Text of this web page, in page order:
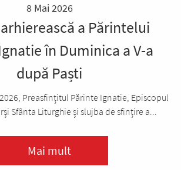
8 Mai 2026
a Părintelui
în Duminica a V-a
după Paști
Preasfințitul Părinte Ignatie, Episcopul
Sfânta Liturghie și slujba de sfințire a...
Mai mult